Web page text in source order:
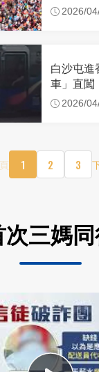
32.1萬創
2026/
白沙屯進
車」直闖
車：讓行
2026/
1 2 3
次三媽